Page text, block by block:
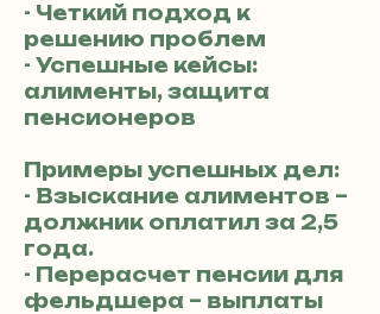
- Четкий подход к
решению проблем
- Успешные кейсы:
алименты, защита
пенсионеров
Примеры успешных дел:
- Взыскание алиментов –
должник оплатил за 2,5
года.
- Перерасчет пенсии для
фельдшера – выплаты